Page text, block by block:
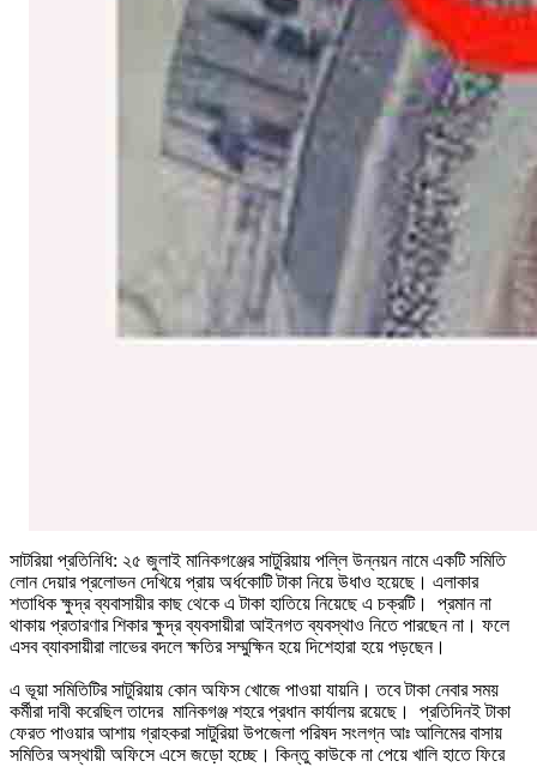
সাটরিয়া প্রতিনিধি: ২৫ জুলাই মানিকগঞ্জের সাটুরিয়ায় পল্লি উন্নয়ন নামে একটি সমিতি
লোন দেয়ার প্রলোভন দেখিয়ে প্রায় অর্ধকোটি টাকা নিয়ে উধাও হয়েছে। এলাকার
শতাধিক ক্ষুদ্র ব্যবাসায়ীর কাছ থেকে এ টাকা হাতিয়ে নিয়েছে এ চক্রটি। প্রমান না
থাকায় প্রতারণার শিকার ক্ষুদ্র ব্যবসায়ীরা আইনগত ব্যবস্থাও নিতে পারছেন না। ফলে
এসব ব্যাবসায়ীরা লাভের বদলে ক্ষতির সম্মুক্ষিন হয়ে দিশেহারা হয়ে পড়ছেন।
এ ভূয়া সমিতিটির সাটুরিয়ায় কোন অফিস খোজে পাওয়া যায়নি। তবে টাকা নেবার সময়
কর্মীরা দাবী করেছিল তাদের মানিকগঞ্জ শহরে প্রধান কার্যালয় রয়েছে। প্রতিদিনই টাকা
ফেরত পাওয়ার আশায় গ্রাহকরা সাটুরিয়া উপজেলা পরিষদ সংলগ্ন আঃ আলিমের বাসায়
সমিতির অস্থায়ী অফিসে এসে জড়ো হচ্ছে। কিন্তু কাউকে না পেয়ে খালি হাতে ফিরে